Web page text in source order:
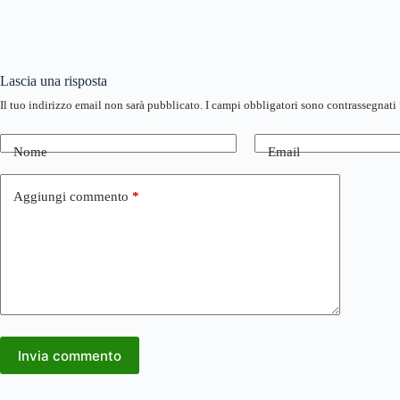
Lascia una risposta
Il tuo indirizzo email non sarà pubblicato. I campi obbligatori sono contrassegnati
Nome Email
Aggiungi commento *
Invia commento